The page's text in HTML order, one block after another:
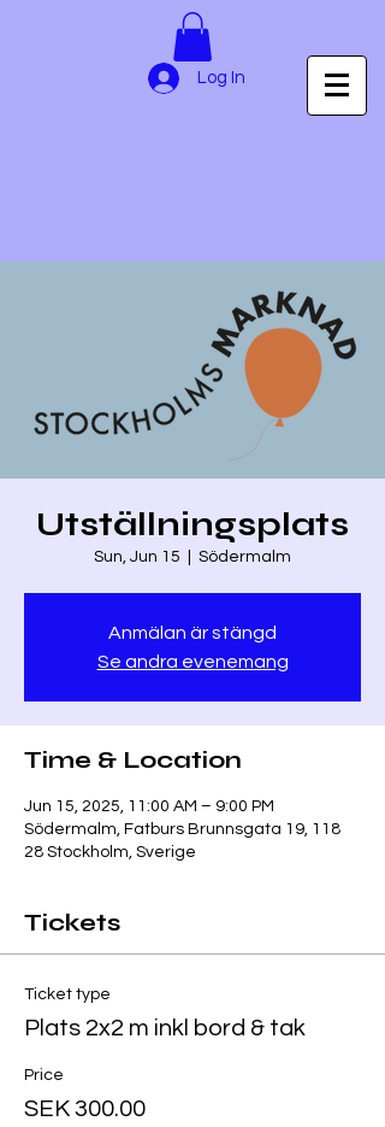
Log In
Utställningsplats
Sun, Jun 15 Södermalm
Anmälan är stängd
Se andra evenemang
Time & Location
Jun 15, 2025, 11:00 AM – 9:00 PM
Södermalm, Fatburs Brunnsgata 19, 118
28 Stockholm, Sverige
Tickets
Ticket type
Plats 2x2 m inkl bord & tak
Price
SEK 300.00